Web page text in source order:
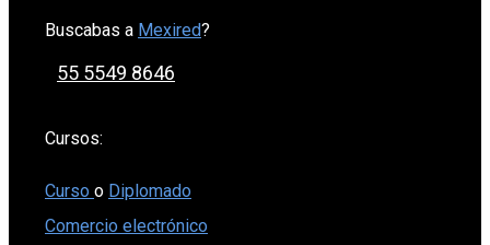
Buscabas a Mexired?
55 5549 8646
Cursos:
Curso o Diplomado
Comercio electrónico